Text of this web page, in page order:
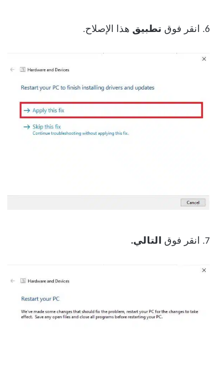
6. انقر فوق تطبيق هذا الإصلاح.
7. انقر فوق التالي.